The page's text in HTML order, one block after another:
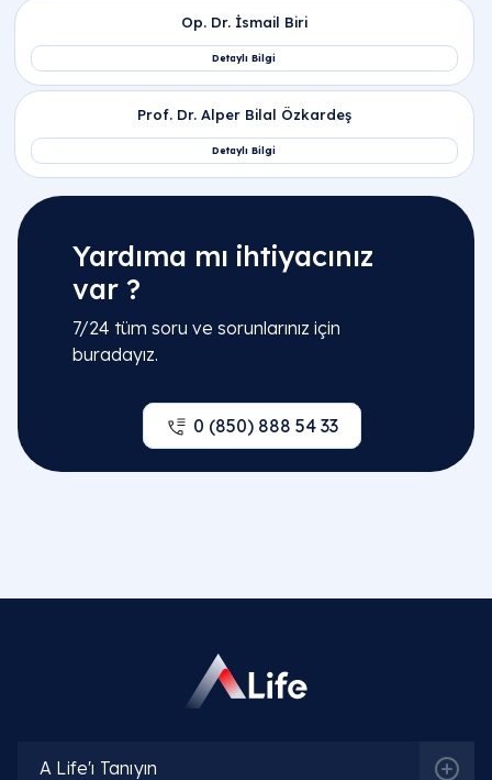
Yardıma mı ihtiyacınız
var ?
7/24 tüm soru ve sorunlarınız için
buradayız.
0 (850) 888 54 33
A Life'ı Tanıyın